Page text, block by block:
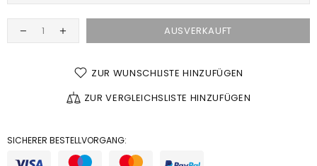
AUSVERKAUFT
ZUR WUNSCHLISTE HINZUFÜGEN
ZUR VERGLEICHSLISTE HINZUFÜGEN
SICHERER BESTELLVORGANG: